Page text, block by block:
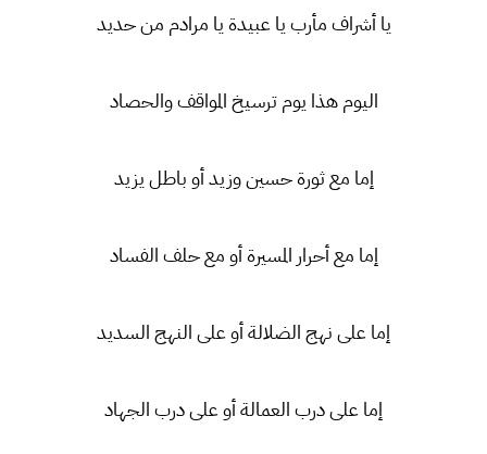
يا أشراف مأرب يا عبيدة يا مرادم من حديد
اليوم هذا يوم ترسيخ المواقف والحصاد
إما مع ثورة حسين وزيد أو باطل يزيد
إما مع أحرار المسيرة أو مع حلف الفساد
إما على نهج الضلالة أو على النهج السديد
إما على درب العمالة أو على درب الجهاد